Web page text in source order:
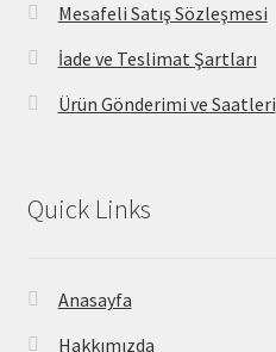
Mesafeli Satış Sözleşmesi
İade ve Teslimat Şartları
Ürün Gönderimi ve Saatleri
Quick Links
Anasayfa
Hakkımızda